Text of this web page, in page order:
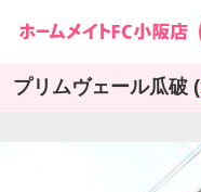
プリムヴェール瓜破 (